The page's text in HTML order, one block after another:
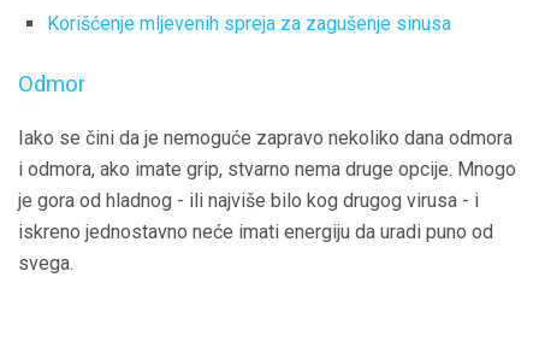
Korišćenje mljevenih spreja za zagušenje sinusa
Odmor
Iako se čini da je nemoguće zapravo nekoliko dana odmora
i odmora, ako imate grip, stvarno nema druge opcije. Mnogo
je gora od hladnog - ili najviše bilo kog drugog virusa - i
iskreno jednostavno neće imati energiju da uradi puno od
svega.